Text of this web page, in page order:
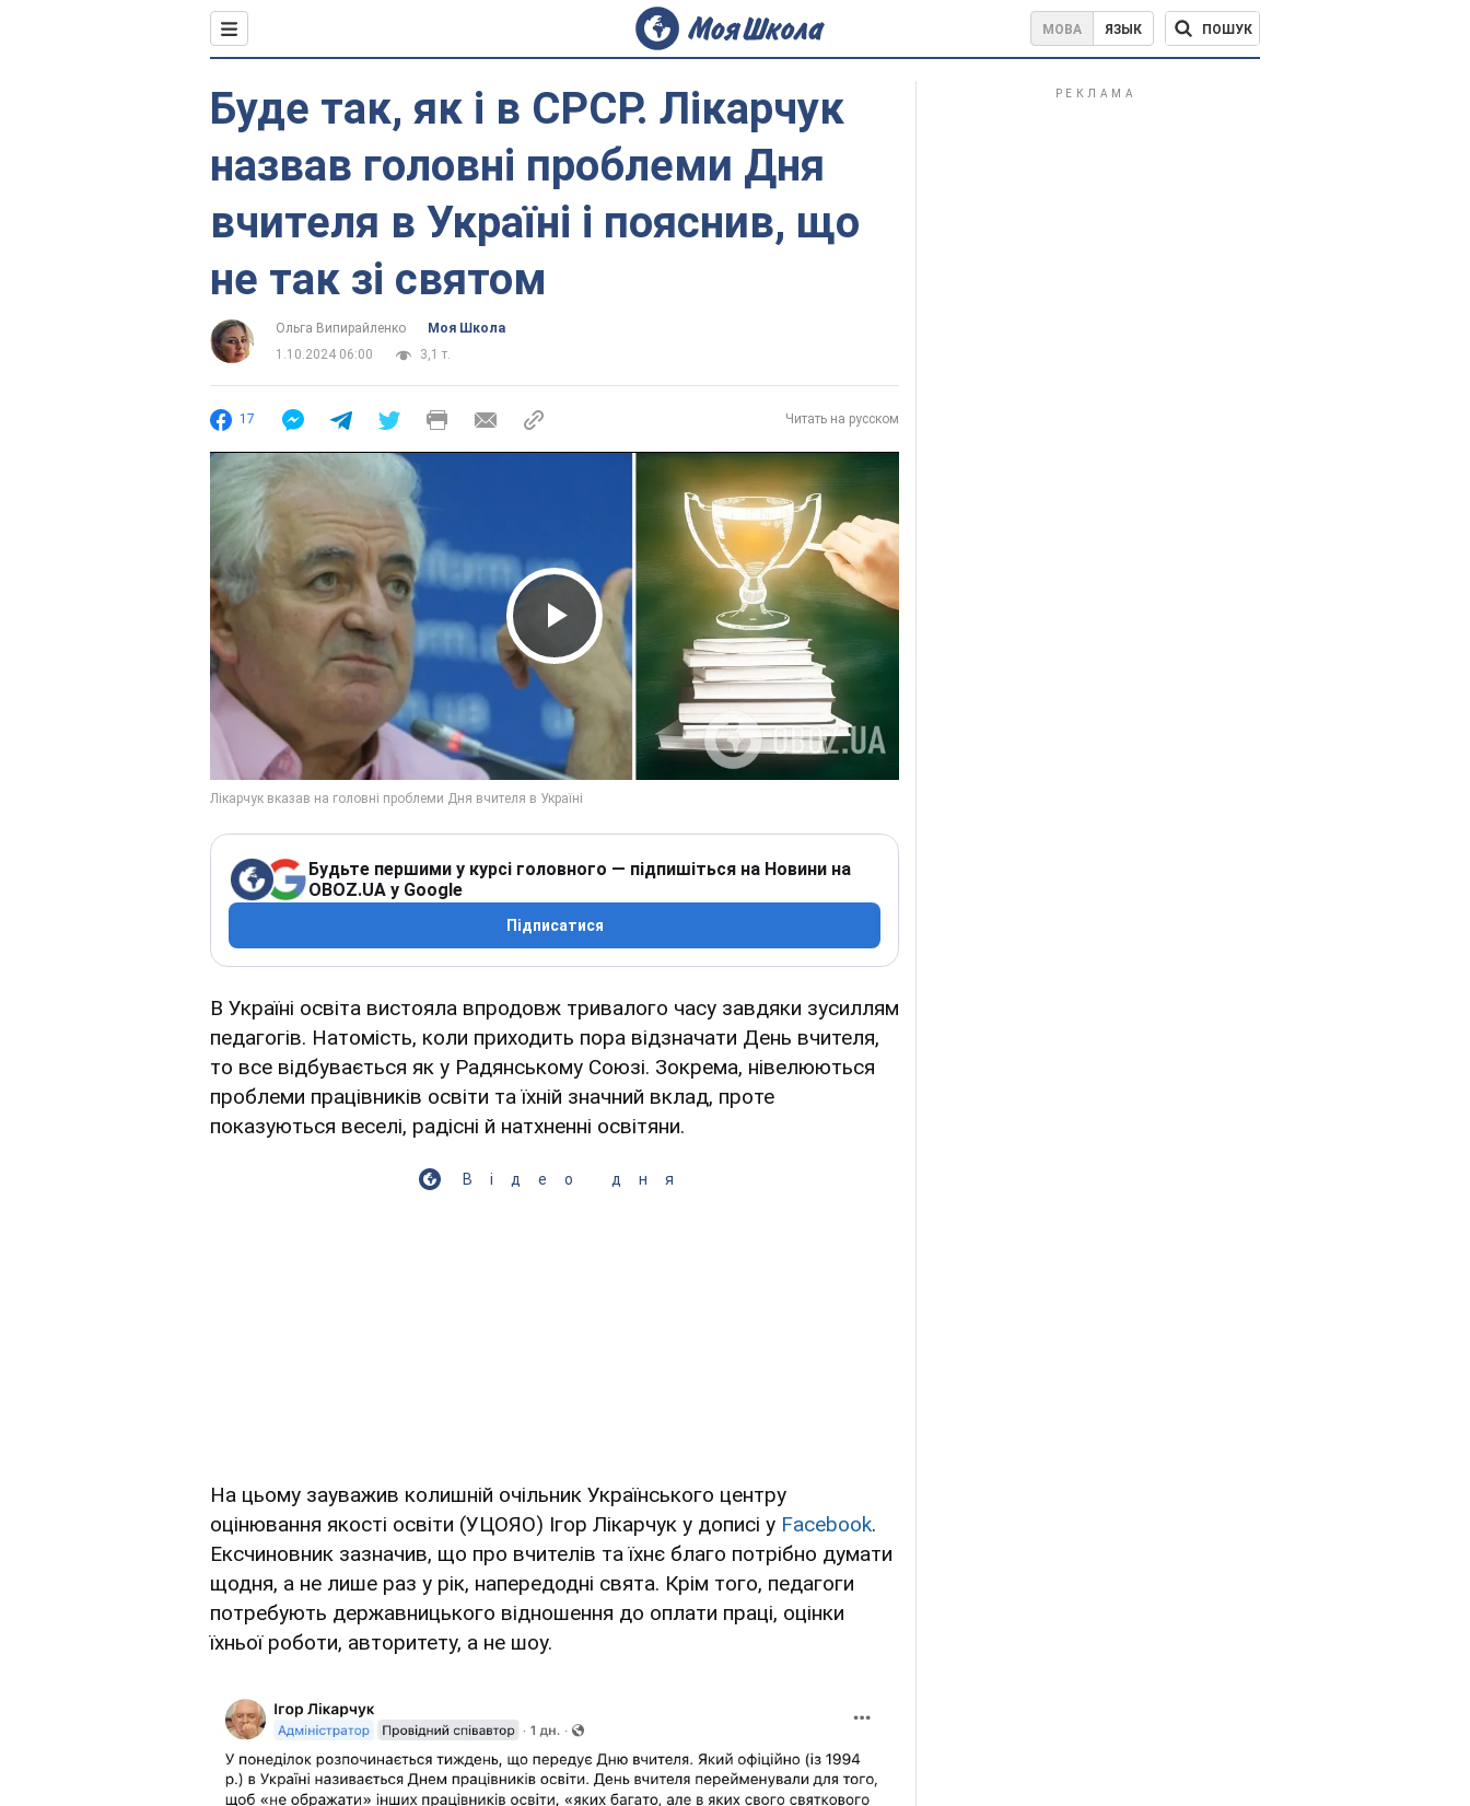
МОВА ЯЗЫК ПОШУК
Буде так, як і в СРСР. Лікарчук
назвав головні проблеми Дня
вчителя в Україні і пояснив, що
не так зі святом
Ольга Випирайленко
Моя Школа
1.10.2024 06:00
3,1 т.
17 Читать на русском
Play Video
Будьте першими у курсі головного — підпишіться на Новини на
OBOZ.UA у Google
Підписатися
В Україні освіта вистояла впродовж тривалого часу завдяки зусиллям
педагогів. Натомість, коли приходить пора відзначати День вчителя,
то все відбувається як у Радянському Союзі. Зокрема, нівелюються
проблеми працівників освіти та їхній значний вклад, проте
показуються веселі, радісні й натхненні освітяни.
Відео дня
На цьому зауважив колишній очільник Українського центру
оцінювання якості освіти (УЦОЯО) Ігор Лікарчук у дописі у Facebook.
Ексчиновник зазначив, що про вчителів та їхнє благо потрібно думати
щодня, а не лише раз у рік, напередодні свята. Крім того, педагоги
потребують державницького відношення до оплати праці, оцінки
їхньої роботи, авторитету, а не шоу.